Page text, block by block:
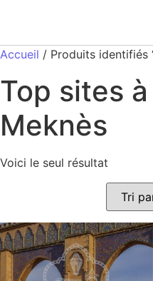
Accueil / Produits identifiés
Top sites
Meknès
Voici le seul résultat